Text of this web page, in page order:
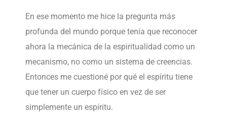
En ese momento me hice la pregunta más
profunda del mundo porque tenía que reconocer
ahora la mecánica de la espiritualidad como un
mecanismo, no como un sistema de creencias.
Entonces me cuestioné por qué el espíritu tiene
que tener un cuerpo físico en vez de ser
simplemente un espíritu.